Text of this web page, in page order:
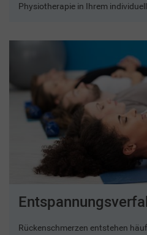
Physiotherapie in Ihrem
Rückenschmerzen entstehen